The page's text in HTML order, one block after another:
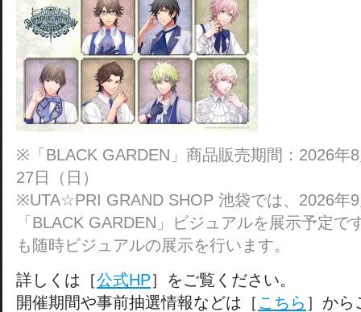
※「BLACK GARDEN」商品販売期間：2026年
27日（日）
※UTA☆PRI GRAND SHOP 池袋では、2026年
「BLACK GARDEN」ビジュアルを展示予定で
も随時ビジュアルの展示を行います。
詳しくは［公式HP］をご覧ください。
開催期間や事前抽選情報などは［ こちら ］から